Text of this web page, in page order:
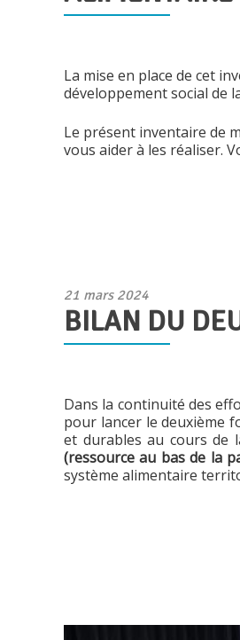
La mise en place de cet
développement social de
Le présent inventaire de
vous aider à les réaliser.
Publié
le
21 mars 2024
BILAN DU
Dans la continuité des
pour lancer le deuxième
et durables au cours de
(ressource au bas de la
système alimentaire